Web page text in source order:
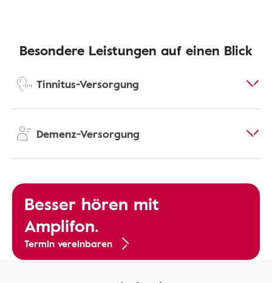
Besondere Leistungen auf einen Blick
Tinnitus-Versorgung
Demenz-Versorgung
Besser hören mit
Amplifon.
Termin vereinbaren